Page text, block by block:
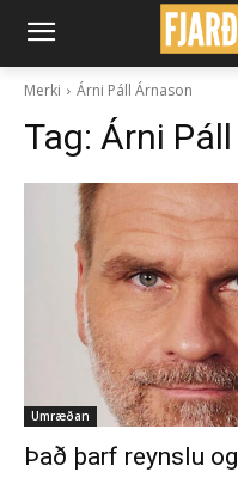
Merki Árni Páll Árnason
Tag: Árni
Umræðan
Það þarf reynslu